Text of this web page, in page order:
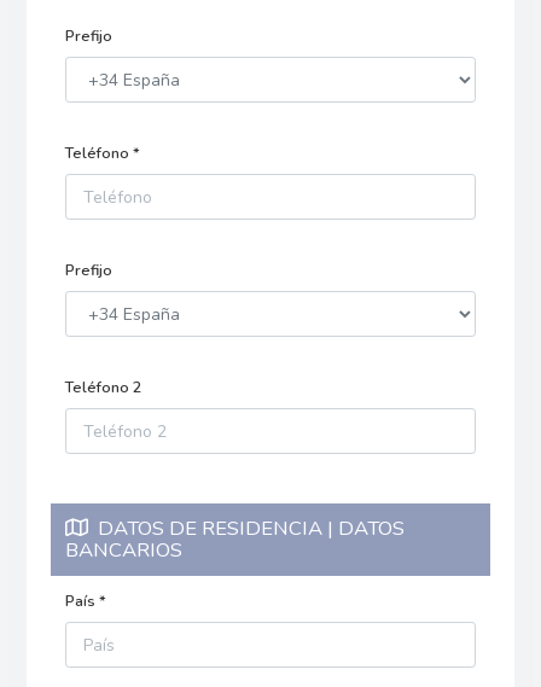
Prefijo
Teléfono *
Prefijo
Teléfono 2
DATOS DE RESIDENCIA | DATOS
BANCARIOS
País *